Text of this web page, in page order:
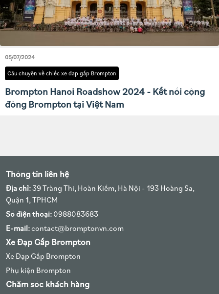
05/07/2024
Câu chuyện về chiếc xe đạp gấp Brompton
Brompton Hanoi Roadshow 2024 - Kết nối cộng
đồng Brompton tại Việt Nam
Thông tin liên hệ
Địa chỉ:39 Tràng Thi, Hoàn Kiếm, Hà Nội - 193 Hoàng Sa,
Quận 1, TPHCM
Số điện thoại: 0988083683
E-mail:contact@bromptonvn.com
Xe Đạp Gấp Brompton
Xe Đạp Gấp Brompton
Phụ kiện Brompton
Chăm sóc khách hàng